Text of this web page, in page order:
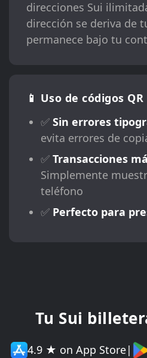
direcciones Sui
dirección se deriva de
permanece bajo tu
📱 Uso de códigos QR
✅ Sin errores
evita errores de
✅ Transacciones
Simplemente
teléfono
✅ Perfecto para
Tu Sui
4.9 ★ on App Store|